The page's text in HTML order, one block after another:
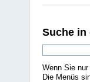
Suche in
Wenn Sie
Die Menüs